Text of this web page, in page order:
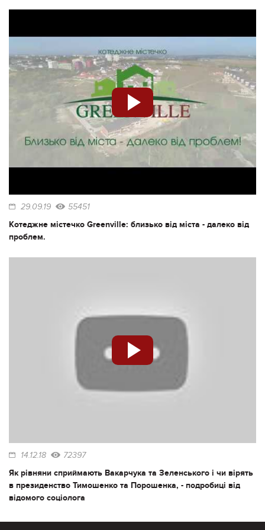
29.09.19 55451
Котеджне містечко Greenville: близько від міста - далеко від
проблем.
14.12.18 72397
Як рівняни сприймають Вакарчука та Зеленського і чи вірять
в президенство Тимошенко та Порошенка, - подробиці від
відомого соціолога